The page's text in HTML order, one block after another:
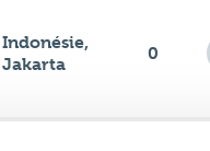
Indonésie,
Jakarta
0